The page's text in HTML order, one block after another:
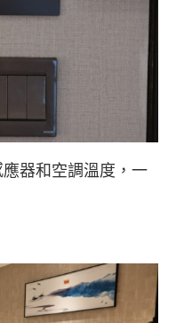
器和空調溫度，一